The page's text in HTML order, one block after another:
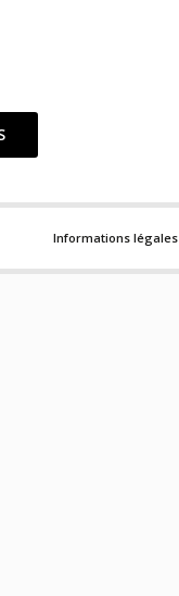
Informations légales